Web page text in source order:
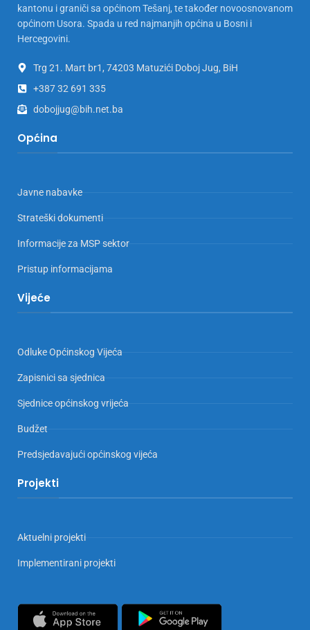
kantonu i graniči sa općinom Tešanj, te također novoosnovanom
općinom Usora. Spada u red najmanjih općina u Bosni i
Hercegovini.
Trg 21. Mart br1, 74203 Matuzići Doboj Jug, BiH
+387 32 691 335
dobojjug@bih.net.ba
Općina
Javne nabavke
Strateški dokumenti
Informacije za MSP sektor
Pristup informacijama
Vijeće
Odluke Općinskog Vijeća
Zapisnici sa sjednica
Sjednice općinskog vrijeća
Budžet
Predsjedavajući općinskog vijeća
Projekti
Aktuelni projekti
Implementirani projekti